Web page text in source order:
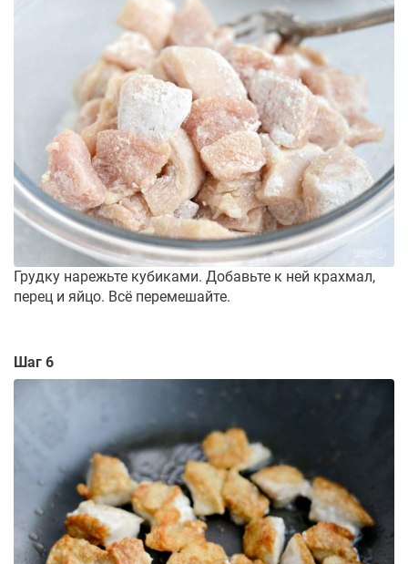
Грудку нарежьте кубиками. Добавьте к ней крахмал,
перец и яйцо. Всё перемешайте.
Шаг 6